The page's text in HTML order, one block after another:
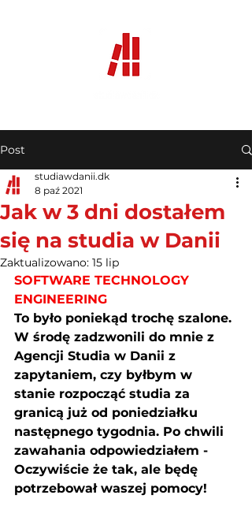
Post
Jak w 3 dni dostałem
się na studia w Danii
studiawdanii.dk
8 paź 2021
Zaktualizowano: 15 lip
SOFTWARE TECHNOLOGY
ENGINEERING
To było poniekąd trochę szalone.
W środę zadzwonili do mnie z
Agencji Studia w Danii z
zapytaniem, czy byłbym w
stanie rozpocząć studia za
granicą już od poniedziałku
następnego tygodnia. Po chwili
zawahania odpowiedziałem -
Oczywiście że tak, ale będę
potrzebował waszej pomocy!